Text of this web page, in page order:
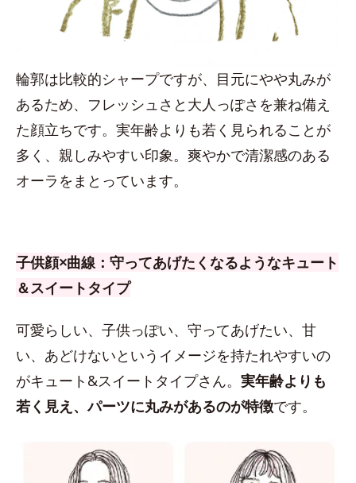
輪郭は比較的シャープですが、目元にやや丸みが
あるため、フレッシュさと大人っぽさを兼ね備え
た顔立ちです。実年齢よりも若く見られることが
多く、親しみやすい印象。爽やかで清潔感のある
オーラをまとっています。
子供顔×曲線：守ってあげたくなるようなキュート
＆スイートタイプ
可愛らしい、子供っぽい、守ってあげたい、甘
い、あどけないというイメージを持たれやすいの
がキュート&スイートタイプさん。 実年齢よりも
若く見え、パーツに丸みがあるのが特徴です。